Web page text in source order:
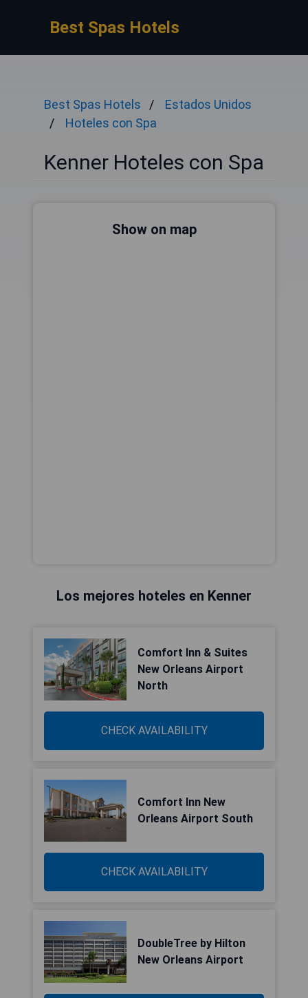
Best Spas Hotels
Best Spas Hotels
Estados Unidos
Hoteles con Spa
Kenner Hoteles con Spa
Show on map
Los mejores hoteles en Kenner
Comfort Inn & Suites
New Orleans Airport
North
CHECK AVAILABILITY
Comfort Inn New
Orleans Airport South
CHECK AVAILABILITY
DoubleTree by Hilton
New Orleans Airport